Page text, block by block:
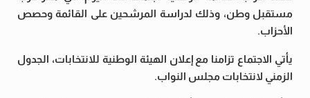
مستقبل وطن، وذلك لدراسة المرشحين على القائمة وحصص
الأحزاب.
يأتي الاجتماع تزامنا مع إعلان الهيئة الوطنية للانتخابات، الجدول
الزمني لانتخابات مجلس النواب.